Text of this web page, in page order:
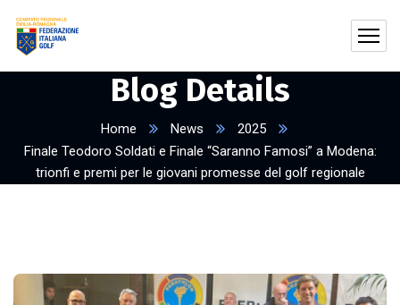
Blog Details
Home News
2025
Finale Teodoro Soldati e Finale “Saranno Famosi” a Modena:
trionfi e premi per le giovani promesse del golf regionale